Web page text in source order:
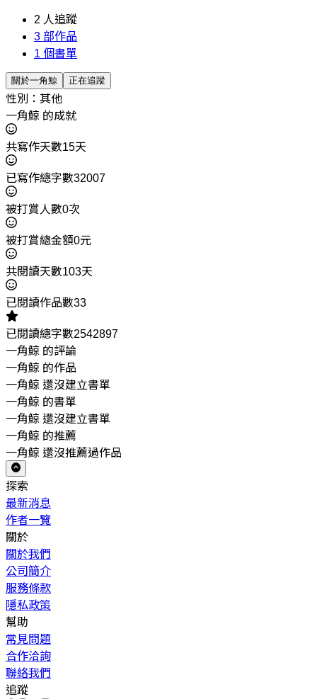
2 人追蹤
3 部作品
1 個書單
關於一角鯨 正在追蹤
性別：其他
一角鯨 的成就
共寫作天數15天
已寫作總字數32007
被打賞人數0次
被打賞總金額0元
共閱讀天數103天
已閱讀作品數33
已閱讀總字數2542897
一角鯨 的評論
一角鯨 的作品
一角鯨 還沒建立書單
一角鯨 的書單
一角鯨 還沒建立書單
一角鯨 的推薦
一角鯨 還沒推薦過作品
探索
最新消息
作者一覽
關於
關於我們
公司簡介
服務條款
隱私政策
幫助
常見問題
合作洽詢
聯絡我們
追蹤